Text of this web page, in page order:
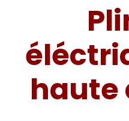
haute